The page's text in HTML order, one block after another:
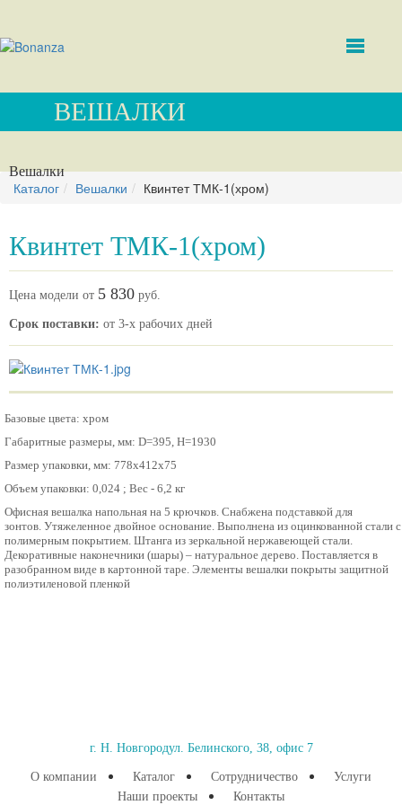
ВЕШАЛКИ
Вешалки
Каталог Вешалки Квинтет ТМК-1(хром)
Квинтет ТМК-1(хром)
Цена модели от 5 830 руб.
Срок поставки: от 3-х рабочих дней
Базовые цвета: хром
Габаритные размеры, мм: D=395, Н=1930
Размер упаковки, мм: 778х412х75
Объем упаковки: 0,024 ; Вес - 6,2 кг
Офисная вешалка напольная на 5 крючков. Снабжена подставкой для
зонтов. Утяжеленное двойное основание. Выполнена из оцинкованной стали с
полимерным покрытием. Штанга из зеркальной нержавеющей стали.
Декоративные наконечники (шары) – натуральное дерево. Поставляется в
разобранном виде в картонной таре. Элементы вешалки покрыты защитной
полиэтиленовой пленкой
г. Н. Новгородул. Белинского, 38, офис 7
О компании Каталог Сотрудничество
Услуги
Наши проекты
Контакты